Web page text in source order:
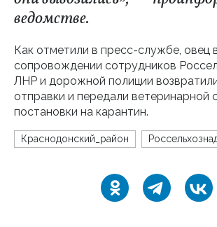
ведомстве.
Как отметили в пресс-службе, овец
сопровождении сотрудников
ЛНР и дорожной полиции
отправки и передали ветеринарной
постановки на карантин.
Краснодонский_район